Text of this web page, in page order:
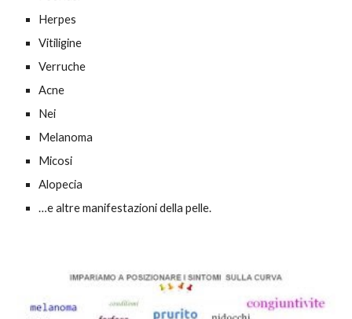
Herpes
Vitiligine
Verruche
Acne
Nei
Melanoma
Micosi
Alopecia
…e altre manifestazioni della pelle.